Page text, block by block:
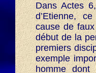
Dans Actes
d’Etienne,
cause de
début de la
premiers
exemple
homme dont